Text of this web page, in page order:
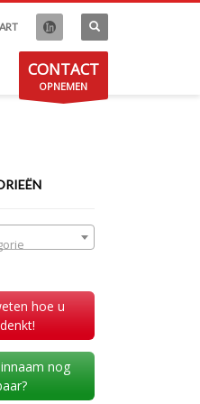
CONTACT
OPNEMEN
hoe u
nog